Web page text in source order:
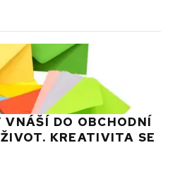
DO OBCHODNÍ
KREATIVITA SE